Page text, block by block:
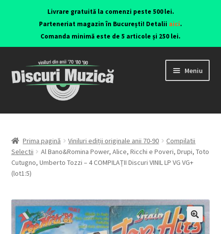
Livrare gratuită la comenzi peste 500 lei.
Parteneriat magazin în București! Detalii aici.
Comanda minimă este de 5 articole și 250 lei.
Meniu
Viniluri ediții originale anii 70-90
CD-uri originale
Contact
Echipamente
Prima pagină Viniluri ediții originale anii 70-90
Compilatii
Selectii
Al Bano&Romina Power, Alice, Ricchi e Poveri, Drupi, Toto
Cutugno, Umberto Tozzi – 4 COMPILAȚII Discuri VINIL LP VG VG+
(lot1:5)
🔍